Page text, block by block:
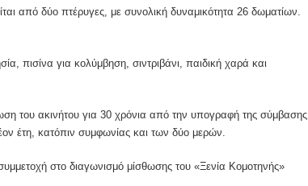
από δύο πτέρυγες, με συνολική δυναμικότητα 26 δωματίων.
πισίνα για κολύμβηση, σιντριβάνι, παιδική χαρά και
του ακινήτου για 30 χρόνια από την υπογραφή της σύμβασης,
έτη, κατόπιν συμφωνίας και των δύο μερών.
στο διαγωνισμό μίσθωσης του «Ξενία Κομοτηνής»